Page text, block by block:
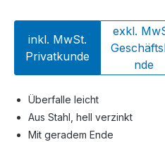
inkl. MwSt.
Privatkunde
exkl.
nde
Überfalle leicht
Aus Stahl, hell verzinkt
Mit geradem Ende